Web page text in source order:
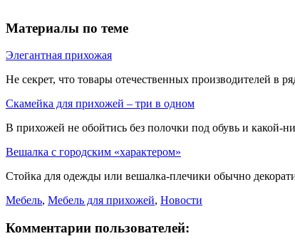
Материалы по теме
Элегантная прихожая
Не секрет, что товары отечественных производителей в
Скамейка для прихожей – три в одном
В прихожей не обойтись без полочки под обувь и какой-
Вешалка с городским «характером»
Стойка для одежды или вешалка-плечики обычно
Мебель, Мебель для прихожей, Новости
Комментарии пользователей: